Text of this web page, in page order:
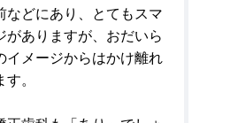
などにあり、とてもスマ
がありますが、おだいら
イメージからはかけ離れ
。